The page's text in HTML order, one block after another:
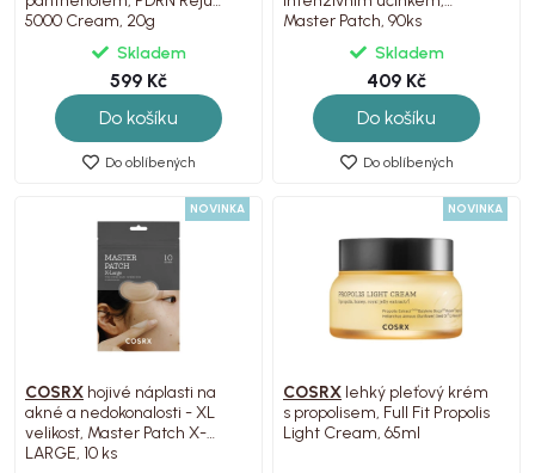
5000 Cream, 20g
Skladem
599 Kč
Do košíku
Do oblíbených
Master Patch, 90ks
Skladem
409 Kč
Do košíku
Do oblíbených
NOVINKA
COSRX hojivé náplasti na
akné a nedokonalosti - XL
velikost, Master Patch X-
LARGE, 10 ks
NOVINKA
COSRX lehký pleťový krém
s propolisem, Full Fit Propolis
Light Cream, 65ml